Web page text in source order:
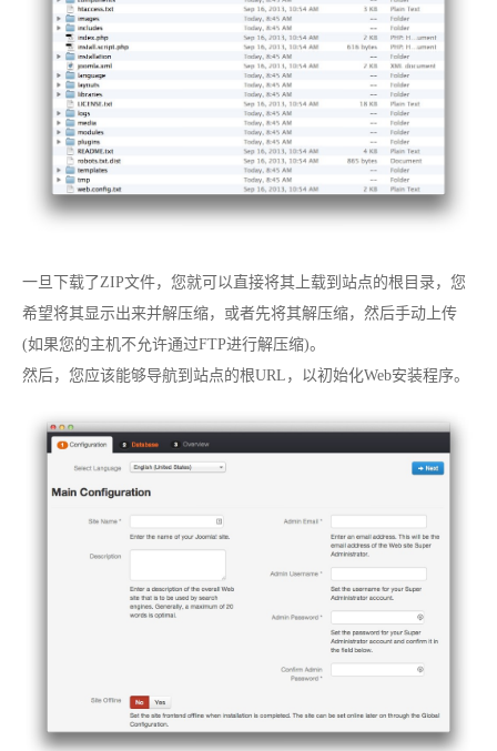
一旦下载了ZIP文件，您就可以直接将其上载到站点的根目录，您
希望将其显示出来并解压缩，或者先将其解压缩，然后手动上传
(如果您的主机不允许通过FTP进行解压缩)。
然后，您应该能够导航到站点的根URL，以初始化Web安装程序。